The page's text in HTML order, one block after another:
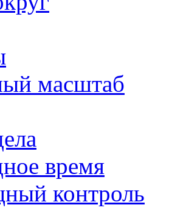
масштаб
время
контроль